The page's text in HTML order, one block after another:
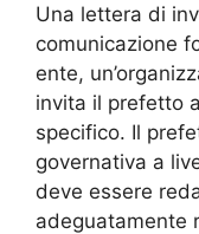
Una lettera di
comunicazione
ente,
invita il prefetto
specifico. Il
governativa a
deve essere
adeguatamente